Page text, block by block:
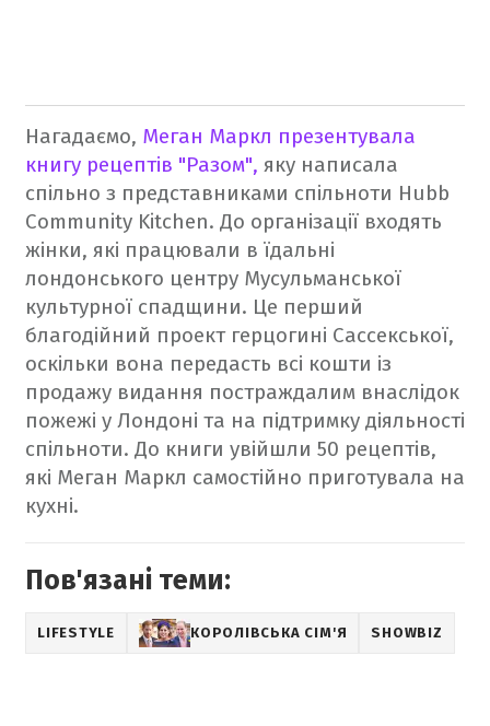
Нагадаємо, Меган Маркл презентувала
книгу рецептів "Разом", яку написала
спільно з представниками спільноти Hubb
Community Kitchen. До організації входять
жінки, які працювали в їдальні
лондонського центру Мусульманської
культурної спадщини. Це перший
благодійний проект герцогині Сассекської,
оскільки вона передасть всі кошти із
продажу видання постраждалим внаслідок
пожежі у Лондоні та на підтримку діяльності
спільноти. До книги увійшли 50 рецептів,
які Меган Маркл самостійно приготувала на
кухні.
Пов'язані теми:
LIFESTYLE КОРОЛІВСЬКА СІМ'Я SHOWBIZ